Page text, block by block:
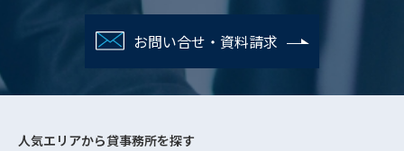
お問い合せ・資料請求
人気エリアから貸事務所を探す